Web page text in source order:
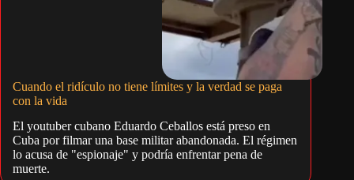
Cuando el ridículo no tiene límites y la verdad se paga
con la vida
El youtuber cubano Eduardo Ceballos está preso en
Cuba por filmar una base militar abandonada. El régimen
lo acusa de "espionaje" y podría enfrentar pena de
muerte.